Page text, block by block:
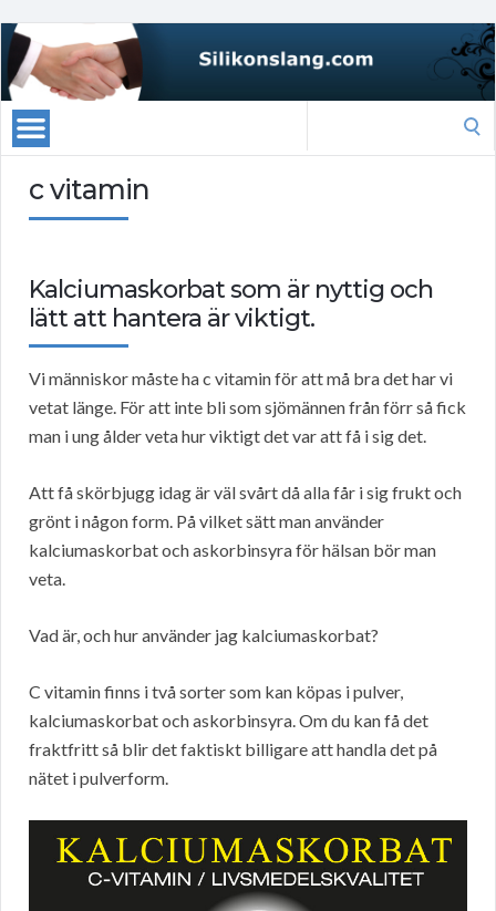
c vitamin
Kalciumaskorbat som är nyttig och
lätt att hantera är viktigt.
Vi människor måste ha c vitamin för att må bra det har vi
vetat länge. För att inte bli som sjömännen från förr så fick
man i ung ålder veta hur viktigt det var att få i sig det.
Att få skörbjugg idag är väl svårt då alla får i sig frukt och
grönt i någon form. På vilket sätt man använder
kalciumaskorbat och askorbinsyra för hälsan bör man
veta.
Vad är, och hur använder jag kalciumaskorbat?
C vitamin finns i två sorter som kan köpas i pulver,
kalciumaskorbat och askorbinsyra. Om du kan få det
fraktfritt så blir det faktiskt billigare att handla det på
nätet i pulverform.